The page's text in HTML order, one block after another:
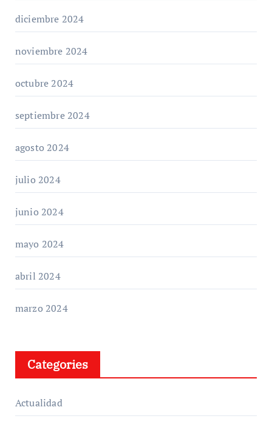
diciembre 2024
noviembre 2024
octubre 2024
septiembre 2024
agosto 2024
julio 2024
junio 2024
mayo 2024
abril 2024
marzo 2024
Categories
Actualidad